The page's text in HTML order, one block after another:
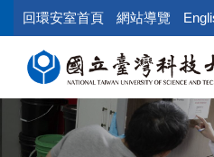
到
內
容
區
回環安室首頁 網站導覽